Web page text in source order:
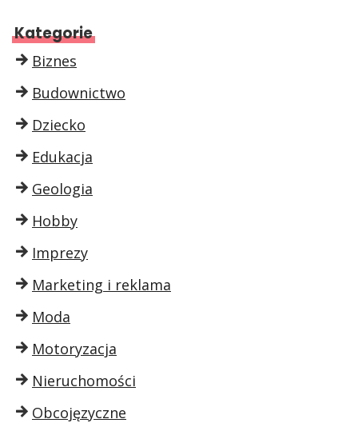
Kategorie
Biznes
Budownictwo
Dziecko
Edukacja
Geologia
Hobby
Imprezy
Marketing i reklama
Moda
Motoryzacja
Nieruchomości
Obcojęzyczne